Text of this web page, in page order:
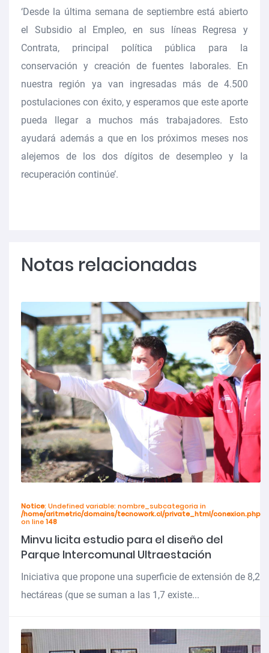
‘Desde la última semana de septiembre está abierto
el Subsidio al Empleo, en sus líneas Regresa y
Contrata, principal política pública para la
conservación y creación de fuentes laborales. En
nuestra región ya van ingresadas más de 4.500
postulaciones con éxito, y esperamos que este aporte
pueda llegar a muchos más trabajadores. Esto
ayudará además a que en los próximos meses nos
alejemos de los dos dígitos de desempleo y la
recuperación continúe’.
Notas relacionadas
Notice: Undefined variable: nombre_subcategoria in
/home/aritmetric/domains/tecnowork.cl/private_html/conexion.php
on line148
Minvu licita estudio para el diseño del
Parque Intercomunal Ultraestación
Iniciativa que propone una superficie de extensión de 8,2
hectáreas (que se suman a las 1,7 existe...